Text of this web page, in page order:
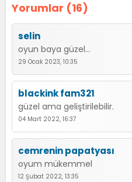
Yorumlar (16)
selin
oyun baya güzel...
29 Ocak 2023, 10:35
blackink fam321
güzel ama geliştirilebilir.
04 Mart 2022, 16:37
cemrenin papatyası
oyum mükemmel
12 Şubat 2022, 13:35